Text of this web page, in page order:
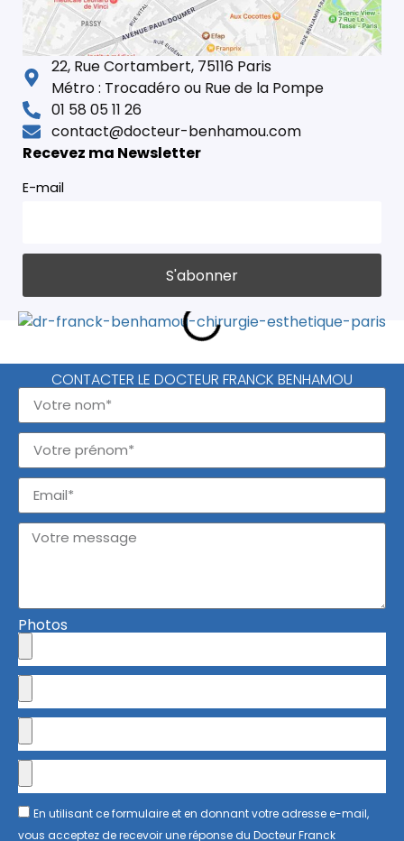
22, Rue Cortambert, 75116 Paris
Métro : Trocadéro ou Rue de la Pompe
01 58 05 11 26
contact@docteur-benhamou.com
Recevez ma Newsletter
E-mail
CONTACTER LE DOCTEUR FRANCK BENHAMOU
Photos
En utilisant ce formulaire et en donnant votre adresse e-mail,
vous acceptez de recevoir une réponse du Docteur Franck